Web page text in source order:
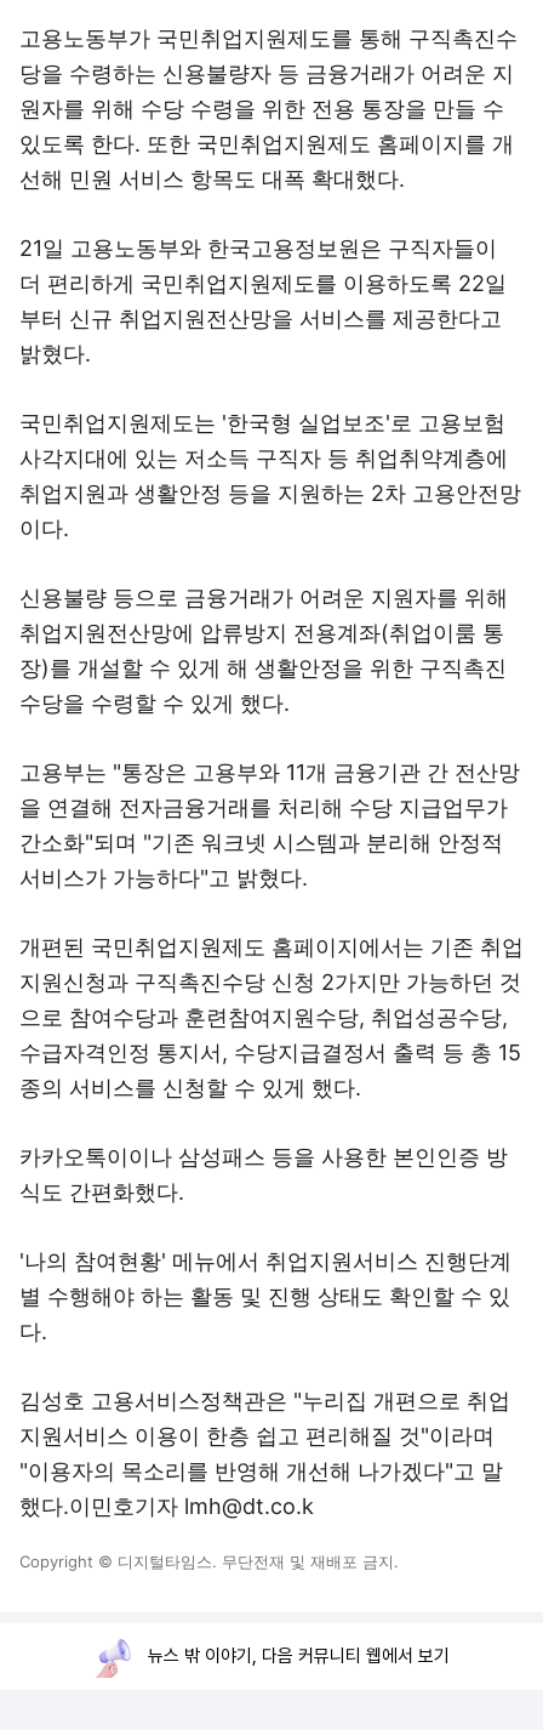
고용노동부가 국민취업지원제도를 통해 구직촉진수
당을 수령하는 신용불량자 등 금융거래가 어려운 지
원자를 위해 수당 수령을 위한 전용 통장을 만들 수
있도록 한다. 또한 국민취업지원제도 홈페이지를 개
선해 민원 서비스 항목도 대폭 확대했다.
21일 고용노동부와 한국고용정보원은 구직자들이
더 편리하게 국민취업지원제도를 이용하도록 22일
부터 신규 취업지원전산망을 서비스를 제공한다고
밝혔다.
국민취업지원제도는 '한국형 실업보조'로 고용보험
사각지대에 있는 저소득 구직자 등 취업취약계층에
취업지원과 생활안정 등을 지원하는 2차 고용안전망
이다.
신용불량 등으로 금융거래가 어려운 지원자를 위해
취업지원전산망에 압류방지 전용계좌(취업이룸 통
장)를 개설할 수 있게 해 생활안정을 위한 구직촉진
수당을 수령할 수 있게 했다.
고용부는 "통장은 고용부와 11개 금융기관 간 전산망
을 연결해 전자금융거래를 처리해 수당 지급업무가
간소화"되며 "기존 워크넷 시스템과 분리해 안정적
서비스가 가능하다"고 밝혔다.
개편된 국민취업지원제도 홈페이지에서는 기존 취업
지원신청과 구직촉진수당 신청 2가지만 가능하던 것
으로 참여수당과 훈련참여지원수당, 취업성공수당,
수급자격인정 통지서, 수당지급결정서 출력 등 총 15
종의 서비스를 신청할 수 있게 했다.
카카오톡이이나 삼성패스 등을 사용한 본인인증 방
식도 간편화했다.
'나의 참여현황' 메뉴에서 취업지원서비스 진행단계
별 수행해야 하는 활동 및 진행 상태도 확인할 수 있
다.
김성호 고용서비스정책관은 "누리집 개편으로 취업
지원서비스 이용이 한층 쉽고 편리해질 것"이라며
"이용자의 목소리를 반영해 개선해 나가겠다"고 말
했다.이민호기자 lmh@dt.co.k
Copyright © 디지털타임스. 무단전재 및 재배포 금지.
뉴스 밖 이야기, 다음 커뮤니티 웹에서 보기